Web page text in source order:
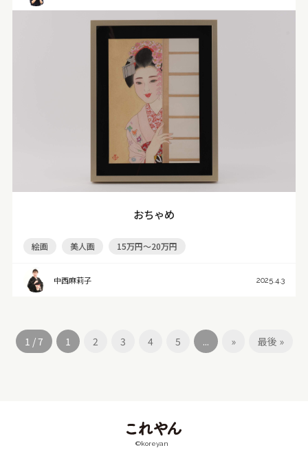
おちゃめ
絵画 美人画 15万円～20万円
中西麻莉子 2025.4.3
1 / 7 1 2 3 4 5 ... » 最後 »
©koreyan